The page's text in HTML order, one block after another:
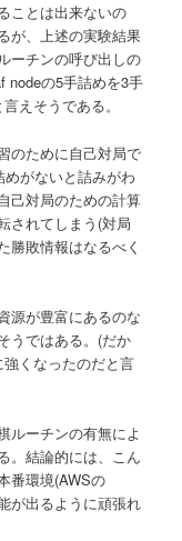
ことは出来ないの
が、上述の実験結果
ーチンの呼び出しの
nodeの5手詰めを3手
えそうである。
のために自己対局で
がないと詰みがわ
己対局のための計算
されてしまう(対局
勝敗情報はなるべく
源が豊富にあるのな
うではある。(だか
くなったのだと言
ルーチンの有無によ
。結論的には、こん
番環境(AWSの
が出るように頑張れ